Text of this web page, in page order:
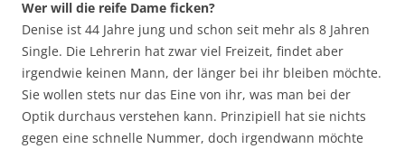
Wer will die reife Dame ficken?
Denise ist 44 Jahre jung und schon seit mehr als 8 Jahren
Single. Die Lehrerin hat zwar viel Freizeit, findet aber
irgendwie keinen Mann, der länger bei ihr bleiben möchte.
Sie wollen stets nur das Eine von ihr, was man bei der
Optik durchaus verstehen kann. Prinzipiell hat sie nichts
gegen eine schnelle Nummer, doch irgendwann möchte